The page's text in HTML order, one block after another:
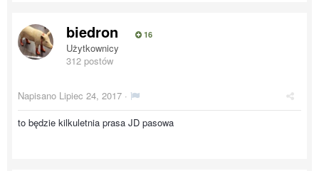
biedron 16
Użytkownicy
312 postów
Napisano Lipiec 24, 2017 ·
to będzie kilkuletnia prasa JD pasowa